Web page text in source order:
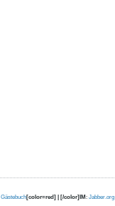
Gästebuch[color=red] | [/color]IM: Jabber.org